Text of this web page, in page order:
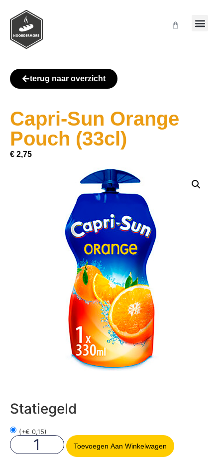
terug naar overzicht
Capri-Sun Orange
Pouch (33cl)
€ 2,75
Statiegeld
(+€ 0,15)
Toevoegen Aan Winkelwagen